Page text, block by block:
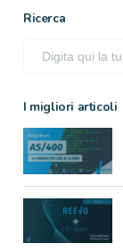
Ricerca
I migliori articoli